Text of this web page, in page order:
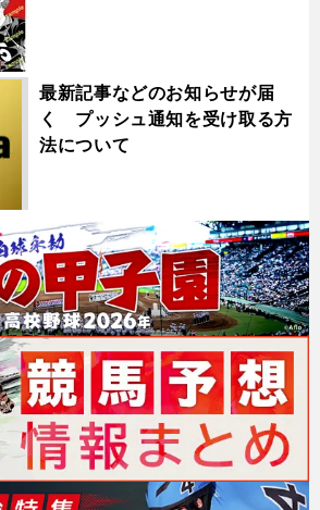
最新記事などのお知らせが届
く プッシュ通知を受け取る方
法について